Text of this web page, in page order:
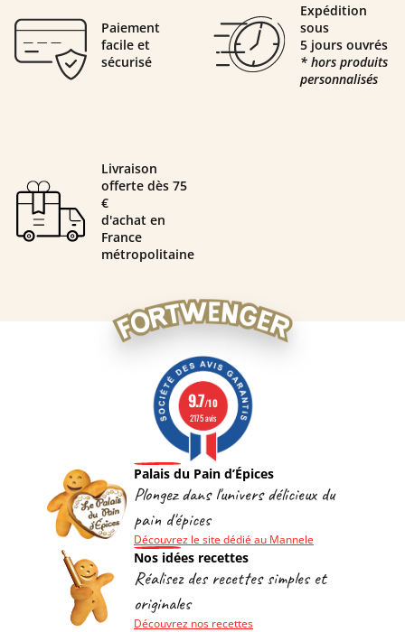
Paiement
facile et
sécurisé
Expédition
sous
5 jours ouvrés
* hors produits
personnalisés
Livraison
offerte dès 75
€
d'achat en
France
métropolitaine
Palais du Pain d’Épices
Plongez dans l'univers délicieux du
pain d'épices
Découvrez le site dédié au Mannele
9.7/10
2175 avis
Nos idées recettes
Réalisez des recettes simples et
originales
Découvrez nos recettes